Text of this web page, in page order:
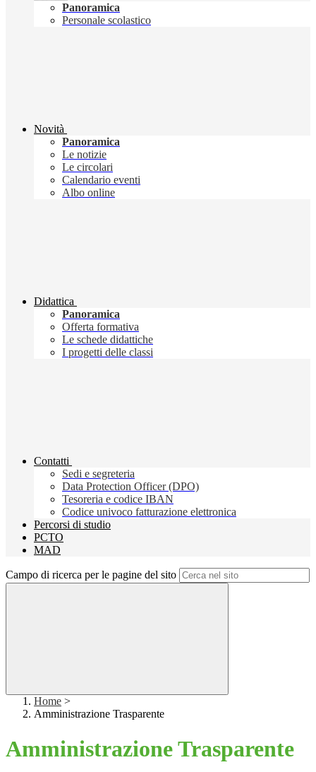
Panoramica
Personale scolastico
Novità
Panoramica
Le notizie
Le circolari
Calendario eventi
Albo online
Didattica
Panoramica
Offerta formativa
Le schede didattiche
I progetti delle classi
Contatti
Sedi e segreteria
Data Protection Officer (DPO)
Tesoreria e codice IBAN
Codice univoco fatturazione elettronica
Percorsi di studio
PCTO
MAD
Campo di ricerca per le pagine del sito
Home >
Amministrazione Trasparente
Amministrazione Trasparente